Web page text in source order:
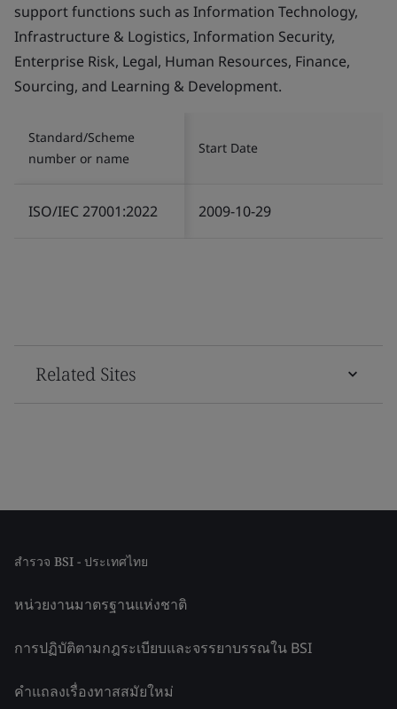
support functions such as Information Technology,
Infrastructure & Logistics, Information Security,
Enterprise Risk, Legal, Human Resources, Finance,
Sourcing, and Learning & Development.
Standard/Scheme
number or name
Start Date
ISO/IEC 27001:2022 2009-10-29
Related Sites
สำรวจ BSI - ประเทศไทย
หน่วยงานมาตรฐานแห่งชาติ
การปฏิบัติตามกฎระเบียบและจรรยาบรรณใน BSI
คำแถลงเรื่องทาสสมัยใหม่